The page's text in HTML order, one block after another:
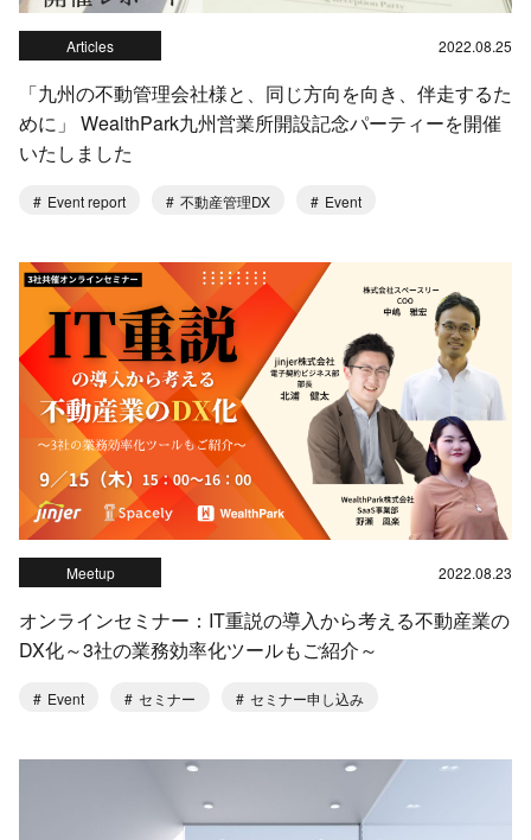
Articles 2022.08.25
「九州の不動管理会社様と、同じ方向を向き、伴走するた
めに」 WealthPark九州営業所開設記念パーティーを開催
いたしました
Event report 不動産管理DX Event
Meetup 2022.08.23
オンラインセミナー：IT重説の導入から考える不動産業の
DX化～3社の業務効率化ツールもご紹介～
Event セミナー セミナー申し込み